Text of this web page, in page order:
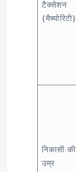
टैक्सेशन
(मैच्योरिटी)
निकासी की
उम्र